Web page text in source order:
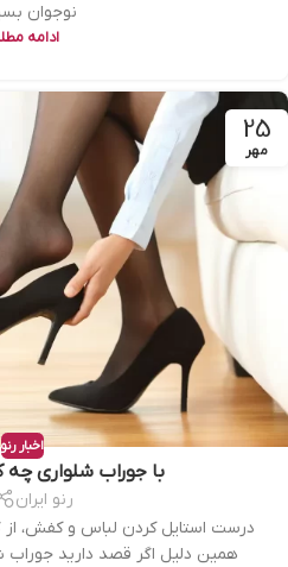
نوجوان
ادامه
25
مهر
اخبار رنو
با جوراب شلواری
رنو ایران
درست استایل کردن لباس و کفش، از
همین دلیل اگر قصد دارید جوراب